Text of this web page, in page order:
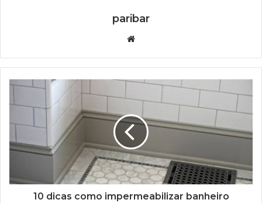
paribar
Website
10 dicas como impermeabilizar banheiro